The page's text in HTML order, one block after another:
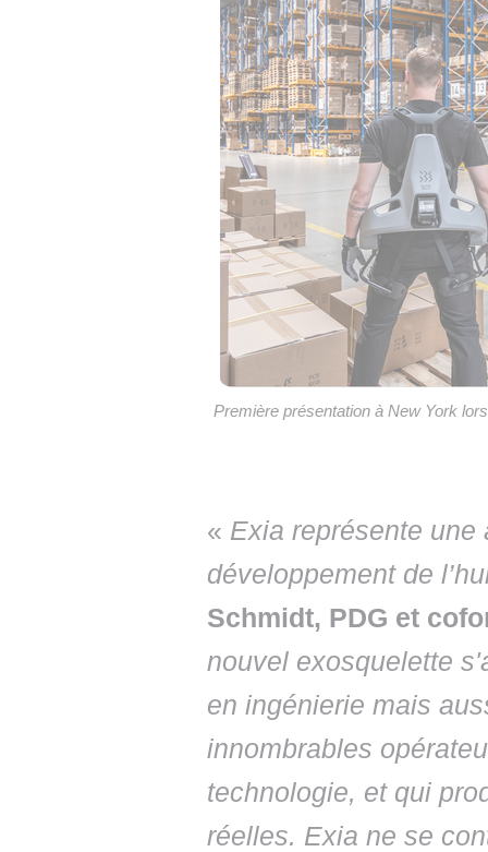
Première présentation à New York
« Exia représente
développement de
Schmidt, PDG et
nouvel exosquelette
en ingénierie mais
innombrables
technologie, et qui
réelles. Exia ne se